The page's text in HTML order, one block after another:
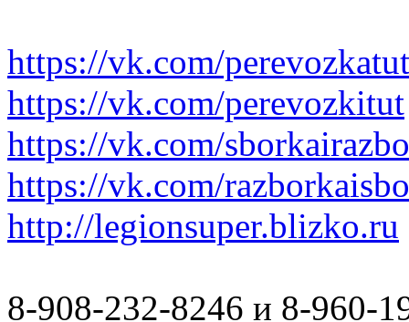
https://vk.com/perevozkatut
https://vk.com/perevozkitut
https://vk.com/
https://vk.com/
http://legionsuper.blizko.ru
8-908-232-8246 и 8-960-